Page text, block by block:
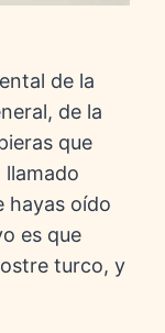
de la
de la
que
llamado
hayas oído
es que
turco, y